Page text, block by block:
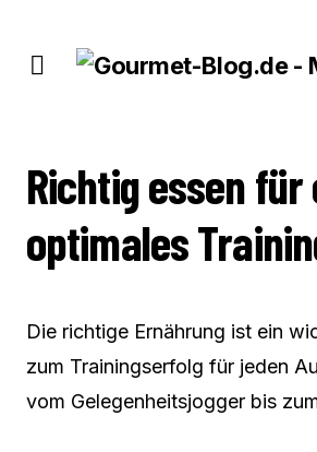
Richtig essen für
optimales
Die richtige Ernährung ist ein
zum Trainingserfolg für jeden
vom Gelegenheitsjogger bis